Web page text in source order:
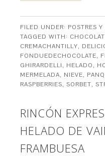
FILED UNDER: POSTRES
TAGGED WITH:
CREMACHANTILLY,
FONDUEDECHOCOLATE,
GHIRARDELLI, HELADO,
MERMELADA, NIEVE,
RASPBERRIES,SORBET,
RINCÓN
HELADO DE
FRAMBUESA